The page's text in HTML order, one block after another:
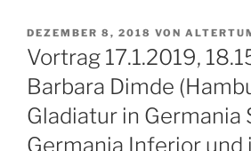
VERÖFFENTLICHT
AM
DEZEMBER 8, 2018 VON
Vortrag 17.1.2019,
Barbara Dimde
Gladiatur in Germania
Germania Inferior und